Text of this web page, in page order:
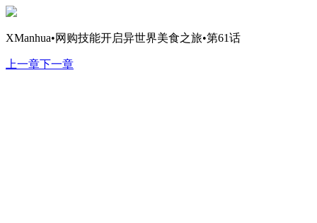
XManhua•网购技能开启异世界美食之旅•第61话
上一章下一章